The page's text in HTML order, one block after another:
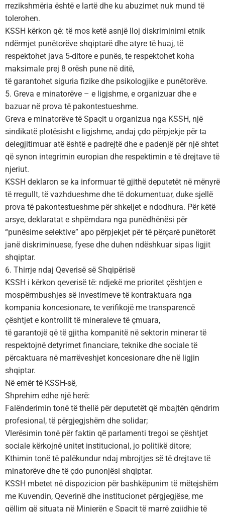
rrezikshmëria është e lartë dhe ku abuzimet nuk mund të
tolerohen.
KSSH kërkon që: të mos ketë asnjë lloj diskriminimi etnik
ndërmjet punëtorëve shqiptarë dhe atyre të huaj, të
respektohet java 5-ditore e punës, te respektohet koha
maksimale prej 8 orësh pune në ditë,
të garantohet siguria fizike dhe psikologjike e punëtorëve.
5. Greva e minatorëve – e ligjshme, e organizuar dhe e
bazuar në prova të pakontestueshme.
Greva e minatorëve të Spaçit u organizua nga KSSH, një
sindikatë plotësisht e ligjshme, andaj çdo përpjekje për ta
delegjitimuar atë është e padrejtë dhe e padenjë për një shtet
që synon integrimin europian dhe respektimin e të drejtave të
njeriut.
KSSH deklaron se ka informuar të gjithë deputetët në mënyrë
të rregullt, të vazhdueshme dhe të dokumentuar, duke sjellë
prova të pakontestueshme për shkeljet e ndodhura. Për këtë
arsye, deklaratat e shpërndara nga punëdhënësi për
“punësime selektive” apo përpjekjet për të përçarë punëtorët
janë diskriminuese, fyese dhe duhen ndëshkuar sipas ligjit
shqiptar.
6. Thirrje ndaj Qeverisë së Shqipërisë
KSSH i kërkon qeverisë të: ndjekë me prioritet çështjen e
mospërmbushjes së investimeve të kontraktuara nga
kompania koncesionare, te verifikojë me transparencë
çështjet e kontrollit të mineraleve të çmuara,
të garantojë që të gjitha kompanitë në sektorin minerar të
respektojnë detyrimet financiare, teknike dhe sociale të
përcaktuara në marrëveshjet koncesionare dhe në ligjin
shqiptar.
Në emër të KSSH-së,
Shprehim edhe një herë:
Falënderimin tonë të thellë për deputetët që mbajtën qëndrim
profesional, të përgjegjshëm dhe solidar;
Vlerësimin tonë për faktin që parlamenti tregoi se çështjet
sociale kërkojnë unitet institucional, jo politikë ditore;
Kthimin tonë të palëkundur ndaj mbrojtjes së të drejtave të
minatorëve dhe të çdo punonjësi shqiptar.
KSSH mbetet në dispozicion për bashkëpunim të mëtejshëm
me Kuvendin, Qeverinë dhe institucionet përgjegjëse, me
qëllim që situata në Minierën e Spaçit të marrë zgjidhje të